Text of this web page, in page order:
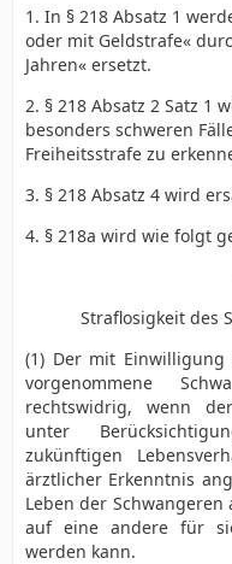
1. In § 218 Absatz 1
oder mit Geldstrafe«
Jahren« ersetzt.
2. § 218 Absatz 2 Satz 1
besonders schweren
Freiheitsstrafe zu
3. § 218 Absatz 4 wird
4. § 218a wird wie folgt
Straflosigkeit des
(1) Der mit Einwilligung
vorgenommene
rechtswidrig, wenn
unter
zukünftigen
ärztlicher Erkenntnis
Leben der
auf eine andere für
werden kann.